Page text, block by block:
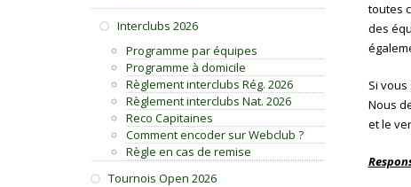
Interclubs 2026
Programme par équipes
Programme à domicile
Règlement interclubs Rég. 2026
Règlement interclubs Nat. 2026
Reco Capitaines
Comment encoder sur Webclub ?
Règle en cas de remise
Tournois Open 2026
toutes
des
Si
Nous
et le